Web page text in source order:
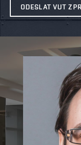
ODESLAT VUT